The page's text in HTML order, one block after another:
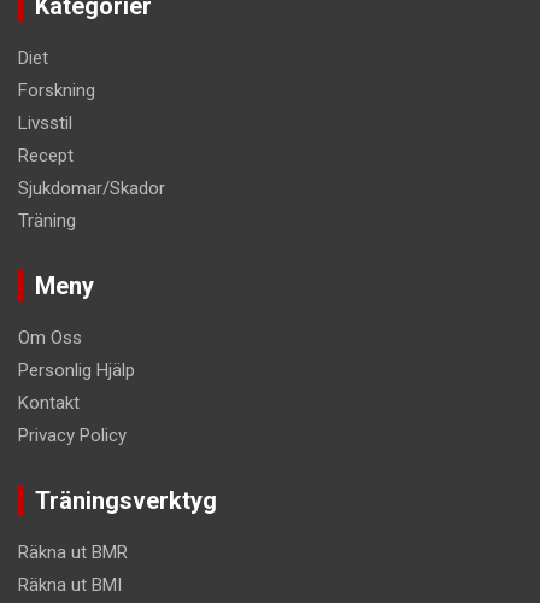
Kategorier
Diet
Forskning
Livsstil
Recept
Sjukdomar/Skador
Träning
Meny
Om Oss
Personlig Hjälp
Kontakt
Privacy Policy
Träningsverktyg
Räkna ut BMR
Räkna ut BMI